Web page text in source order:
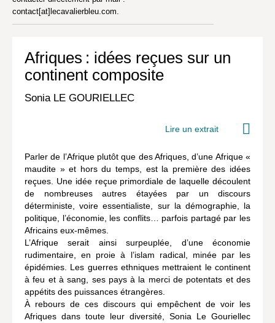
contact[at]lecavalierbleu.com.
Afriques : idées reçues sur un
continent composite
Sonia LE GOURIELLEC
Lire un extrait
Parler de l’Afrique plutôt que des Afriques, d’une Afrique «
maudite » et hors du temps, est la première des idées
reçues. Une idée reçue primordiale de laquelle découlent
de nombreuses autres étayées par un discours
déterministe, voire essentialiste, sur la démographie, la
politique, l’économie, les conflits… parfois partagé par les
Africains eux-mêmes.
L’Afrique serait ainsi surpeuplée, d’une économie
rudimentaire, en proie à l’islam radical, minée par les
épidémies. Les guerres ethniques mettraient le continent
à feu et à sang, ses pays à la merci de potentats et des
appétits des puissances étrangères.
À rebours de ces discours qui empêchent de voir les
Afriques dans toute leur diversité, Sonia Le Gouriellec